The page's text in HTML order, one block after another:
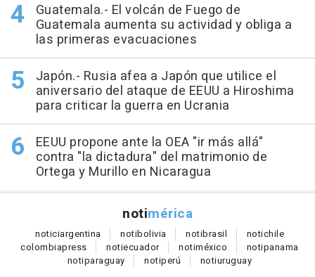
Guatemala.- El volcán de Fuego de
Guatemala aumenta su actividad y obliga a
las primeras evacuaciones
Japón.- Rusia afea a Japón que utilice el
aniversario del ataque de EEUU a Hiroshima
para criticar la guerra en Ucrania
EEUU propone ante la OEA "ir más allá"
contra "la dictadura" del matrimonio de
Ortega y Murillo en Nicaragua
notimérica
noticiargentina notibolivia notibrasil notichile
colombiapress notiecuador notiméxico notipanama
notiparaguay notiperú notiuruguay